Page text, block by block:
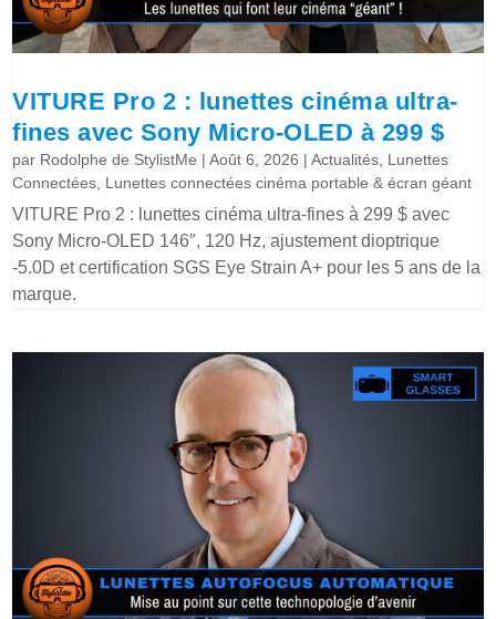
VITURE Pro 2 : lunettes cinéma ultra-
fines avec Sony Micro-OLED à 299 $
par Rodolphe de StylistMe |Août 6, 2026 |Actualités Lunettes
Connectées Lunettes connectées cinéma portable & écran géant
VITURE Pro 2 : lunettes cinéma ultra-fines à 299 $ avec
Sony Micro-OLED 146″, 120 Hz, ajustement dioptrique
-5.0D et certification SGS Eye Strain A+ pour les 5 ans de la
marque.